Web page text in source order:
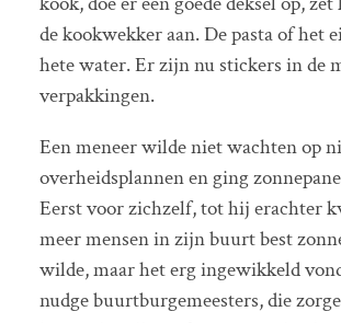
de kookwekker aan. De pasta of het
hete water. Er zijn nu stickers in de
verpakkingen.
Een meneer wilde niet wachten op
overheidsplannen en ging
Eerst voor zichzelf, tot hij erachter
meer mensen in zijn buurt best
wilde, maar het erg ingewikkeld
nudge buurtburgemeesters, die